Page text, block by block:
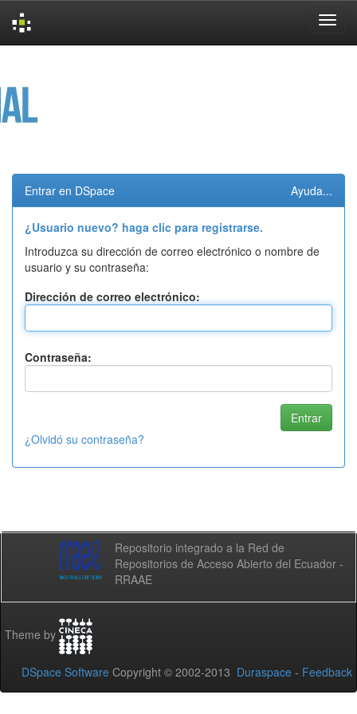
Entrar en DSpace Ayuda...
¿Usuario nuevo? haga clic para registrarse.
Introduzca su dirección de correo electrónico o nombre de
usuario y su contraseña:
Dirección de correo electrónico:
Contraseña:
¿Olvidó su contraseña?
Repositorio integrado a la Red de
Repositorios de Acceso Abierto del Ecuador -
RRAAE
Theme by
DSpace Software Copyright © 2002-2013 Duraspace - Feedback